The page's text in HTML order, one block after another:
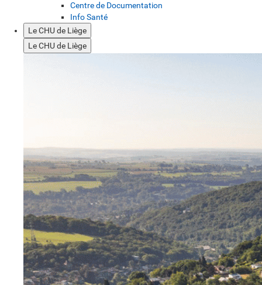
Centre de Documentation
Info Santé
Le CHU de Liège
Le CHU de Liège